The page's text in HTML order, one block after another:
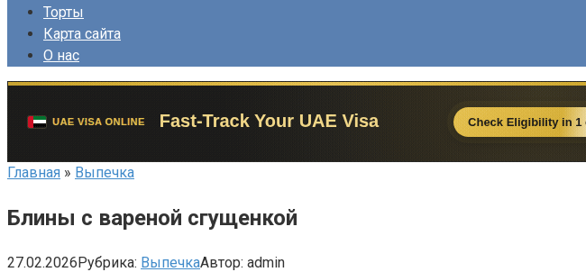
Торты
Карта сайта
О нас
Главная » Выпечка
Блины с вареной сгущенкой
27.02.2026Рубрика: ВыпечкаАвтор: admin